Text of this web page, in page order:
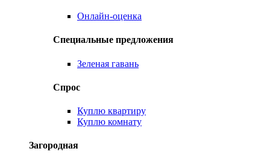
Онлайн-оценка
Специальные предложения
Зеленая гавань
Спрос
Куплю квартиру
Куплю комнату
Загородная